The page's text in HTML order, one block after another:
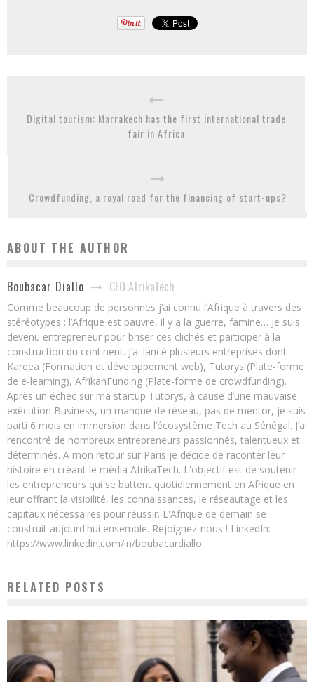
Digital tourism: Marrakech has the first international trade
fair in Africa
Crowdfunding, a royal road for the financing of start-ups?
ABOUT THE AUTHOR
Boubacar Diallo CEO AfrikaTech
Comme beaucoup de personnes j’ai connu l’Afrique à travers des
stéréotypes : l’Afrique est pauvre, il y a la guerre, famine… Je suis
devenu entrepreneur pour briser ces clichés et participer à la
construction du continent. J’ai lancé plusieurs entreprises dont
Kareea (Formation et développement web), Tutorys (Plate-forme
de e-learning), AfrikanFunding (Plate-forme de crowdfunding).
Après un échec sur ma startup Tutorys, à cause d’une mauvaise
exécution Business, un manque de réseau, pas de mentor, je suis
parti 6 mois en immersion dans l’écosystème Tech au Sénégal. J’ai
rencontré de nombreux entrepreneurs passionnés, talentueux et
déterminés. A mon retour sur Paris je décide de raconter leur
histoire en créant le média AfrikaTech. L'objectif est de soutenir
les entrepreneurs qui se battent quotidiennement en Afrique en
leur offrant la visibilité, les connaissances, le réseautage et les
capitaux nécessaires pour réussir. L'Afrique de demain se
construit aujourd'hui ensemble. Rejoignez-nous ! LinkedIn:
https://www.linkedin.com/in/boubacardiallo
RELATED POSTS